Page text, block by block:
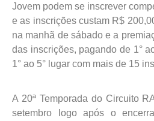
Jovem podem se inscrever
e as inscrições custam R$
na manhã de sábado e a
das inscrições, pagando de 1°
1° ao 5° lugar com mais de 15
A 20ª Temporada do Circuito
setembro logo após o